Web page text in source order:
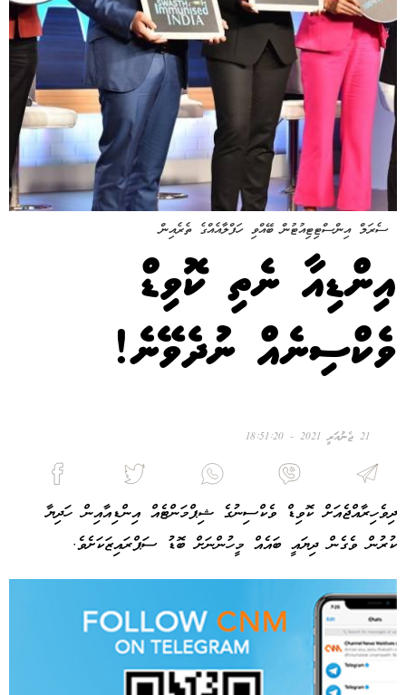
ސެރަމް އިންސްޓިޓިއުޓުން ބޭއްވި ހަފްލާއެއްގެ ތެރެއިން
އިންޑިއާ ނެތި ކޮވިޑް
ވެކްސިނެއް ނުދެވޭނެ!
21 ޖެނުއަރީ 2021 - 18:51:20
ދިވެހިރާއްޖެއަށް ކޮވިޑް ވެކްސިނުގެ ޝިޕްމަންޓެއް އިންޑިއާއިން ހަދިޔާ
ކުރުން ވެގެން ދިޔައީ ބައެއް މީހުންނަށް ބޮޑު ސަޕްރައިޒަކަށެވެ.